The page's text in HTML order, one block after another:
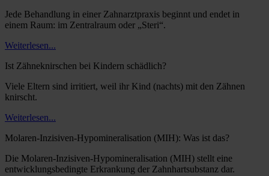
Jede Behandlung in einer Zahnarztpraxis beginnt und endet in
einem Raum: im Zentralraum oder „Steri“.
Weiterlesen...
Ist Zähneknirschen bei Kindern schädlich?
Viele Eltern sind irritiert, weil ihr Kind (nachts) mit den Zähnen
knirscht.
Weiterlesen...
Molaren-Inzisiven-Hypomineralisation (MIH): Was ist das?
Die Molaren-Inzisiven-Hypomineralisation (MIH) stellt eine
entwicklungsbedingte Erkrankung der Zahnhartsubstanz dar.